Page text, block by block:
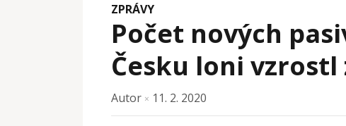
ZPRÁVY
Počet nových
Česku loni
Autor × 11. 2. 2020